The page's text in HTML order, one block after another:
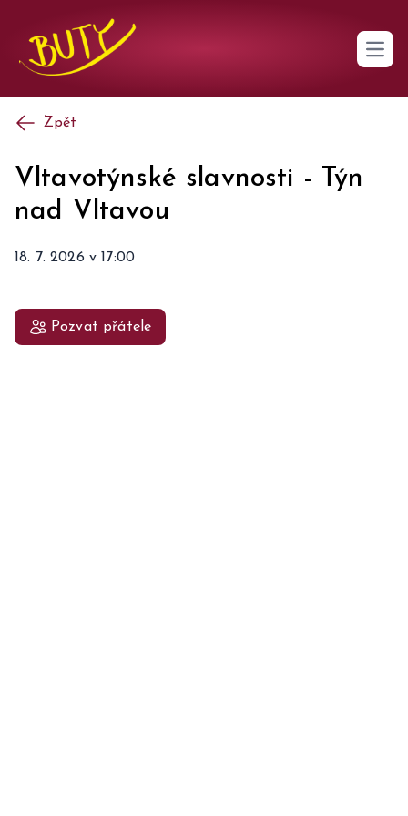
Open
Zpět
Vltavotýnské slavnosti - Týn
nad Vltavou
18. 7. 2026v 17:00
Pozvat přátele